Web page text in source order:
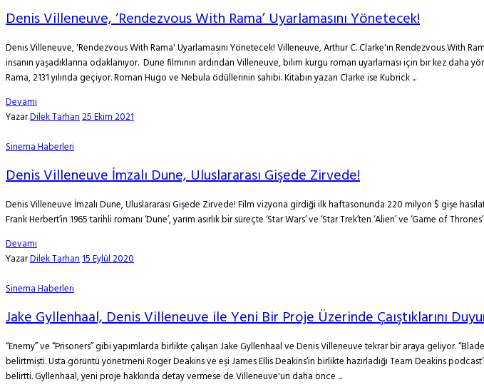
Denis Villeneuve, ‘Rendezvous With Rama’ Uyarlamasını Yönetecek!
Denis Villeneuve, 'Rendezvous With Rama' Uyarlamasını Yönetecek! Villeneuve, Arthur C. Clarke'ın Rendezvous With
insanın yaşadıklarına odaklanıyor. Dune filminin ardından Villeneuve, bilim kurgu roman uyarlaması için bir kez daha
Rama, 2131 yılında geçiyor. Roman Hugo ve Nebula ödüllerinin sahibi. Kitabın yazarı Clarke ise Kubrick ...
Devamı
YazarDilek Tarhan25 Ekim 2021
Sinema Haberleri
Denis Villeneuve İmzalı Dune, Uluslararası Gişede Zirvede!
Denis Villeneuve İmzalı Dune, Uluslararası Gişede Zirvede! Film vizyona girdiği ilk haftasonunda 220 milyon $ gişe
Frank Herbert’in 1965 tarihli romanı ‘Dune’, yarım asırlık bir süreçte ‘Star Wars’ ve ‘Star Trek’ten ‘Alien’ ve ‘Game of
Devamı
YazarDilek Tarhan15 Eylül 2020
Sinema Haberleri
Jake Gyllenhaal, Denis Villeneuve ile Yeni Bir Proje Üzerinde Çaıştıklarını
“Enemy” ve “Prisoners” gibi yapımlarda birlikte çalışan Jake Gyllenhaal ve Denis Villeneuve tekrar bir araya geliyor.
belirtmişti. Usta görüntü yönetmeni Roger Deakins ve eşi James Ellis Deakins’in birlikte hazırladığı Team Deakins
belirtti. Gyllenhaal, yeni proje hakkında detay vermese de Villeneuve'un daha önce ...